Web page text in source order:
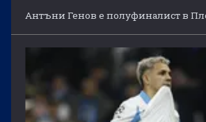
Антъни Генов е полуфиналист в